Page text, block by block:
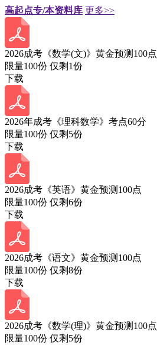
高起点专/本资料库 更多>>
2026成考《数学(文)》黄金预测100点
限量100份 仅剩 1份
下载
2026年成考《理科数学》考点60分
限量100份 仅剩 5份
下载
2026成考《英语》黄金预测100点
限量100份 仅剩6份
下载
2026成考《语文》黄金预测100点
限量100份 仅剩8份
下载
2026成考《数学(理)》黄金预测100点
限量100份 仅剩 5份